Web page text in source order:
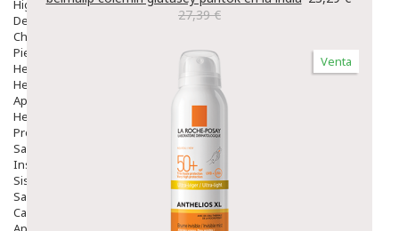
Higiene Oido
Deshabituación Tabaquismo
Chicles
Piel
Herpes Y Hongos
Heridas Y úlceras
Aparato Genital
Hemorroides
Protectores Y Emolientes
Salud
Insomnio
Sistema Nervioso
Salud Bucodental
Capilar
27,39 €
Venta